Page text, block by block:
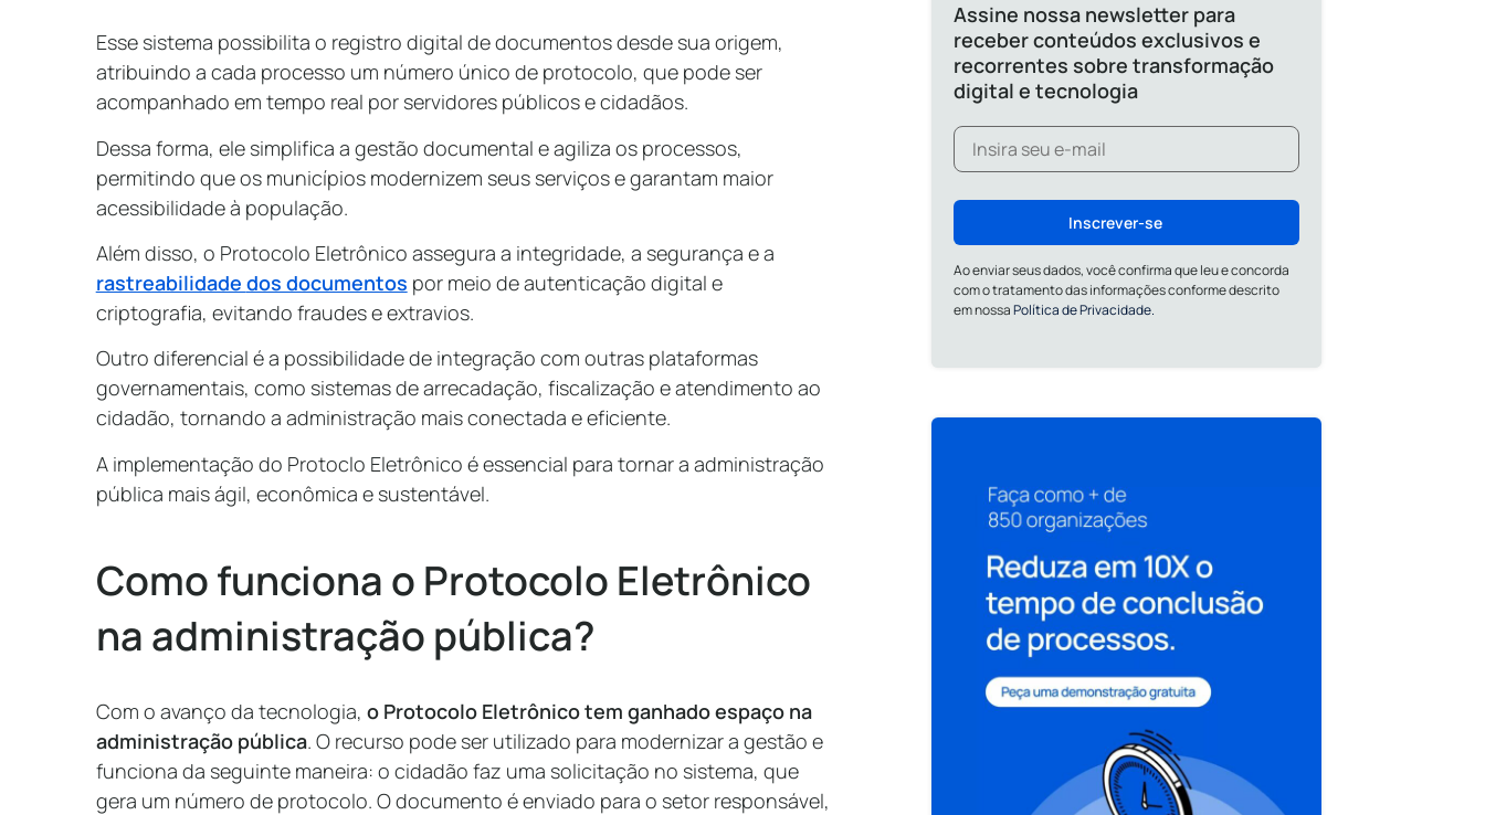
Esse sistema possibilita o registro digital de documentos desde sua origem,
atribuindo a cada processo um número único de protocolo, que pode ser
acompanhado em tempo real por servidores públicos e cidadãos.
Dessa forma, ele simplifica a gestão documental e agiliza os processos,
permitindo que os municípios modernizem seus serviços e garantam maior
acessibilidade à população.
Além disso, o Protocolo Eletrônico assegura a integridade, a segurança e a
rastreabilidade dos documentos por meio de autenticação digital e
criptografia, evitando fraudes e extravios.
Outro diferencial é a possibilidade de integração com outras plataformas
governamentais, como sistemas de arrecadação, fiscalização e atendimento ao
cidadão, tornando a administração mais conectada e eficiente.
A implementação do Protoclo Eletrônico é essencial para tornar a administração
pública mais ágil, econômica e sustentável.
Como funciona o Protocolo Eletrônico
na administração pública?
Com o avanço da tecnologia, o Protocolo Eletrônico tem ganhado espaço na
administração pública. O recurso pode ser utilizado para modernizar a gestão e
funciona da seguinte maneira: o cidadão faz uma solicitação no sistema, que
gera um número de protocolo. O documento é enviado para o setor responsável,
Assine nossa newsletter para
receber conteúdos exclusivos e
recorrentes sobre transformação
digital e tecnologia
Inscrever-se
Ao enviar seus dados, você confirma que leu e concorda
com o tratamento das informações conforme descrito
em nossaPolítica de Privacidade.